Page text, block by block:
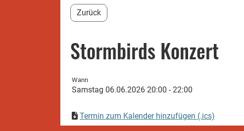
Zurück
Stormbirds Konzert
Wann
Samstag 06.06.2026 20:00 - 22:00
Termin zum Kalender hinzufügen (.ics)